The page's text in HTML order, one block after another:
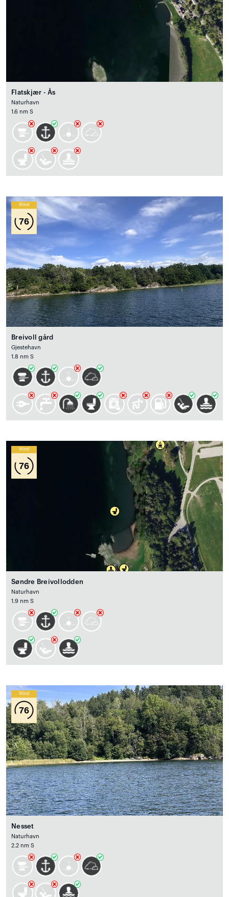
Flatskjær - Ås
Naturhavn
1.6 nm S
Wind
76
Breivoll gård
Gjestehavn
1.8 nm S
Wind
76
Søndre Breivollodden
Naturhavn
1.9 nm S
Wind
76
Nesset
Naturhavn
2.2 nm S